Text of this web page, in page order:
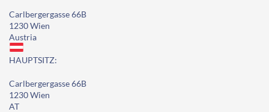
Carlbergergasse 66B
1230 Wien
Austria
HAUPTSITZ:
Carlbergergasse 66B
1230 Wien
AT